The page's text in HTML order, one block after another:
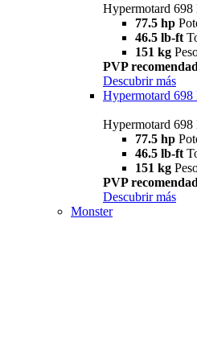
Hypermotard
77.5 hp
46.5 lb-ft
151 kg
PVP
Descubrir más
Hypermotard
Hypermotard
77.5 hp
46.5 lb-ft
151 kg
PVP
Descubrir más
Monster